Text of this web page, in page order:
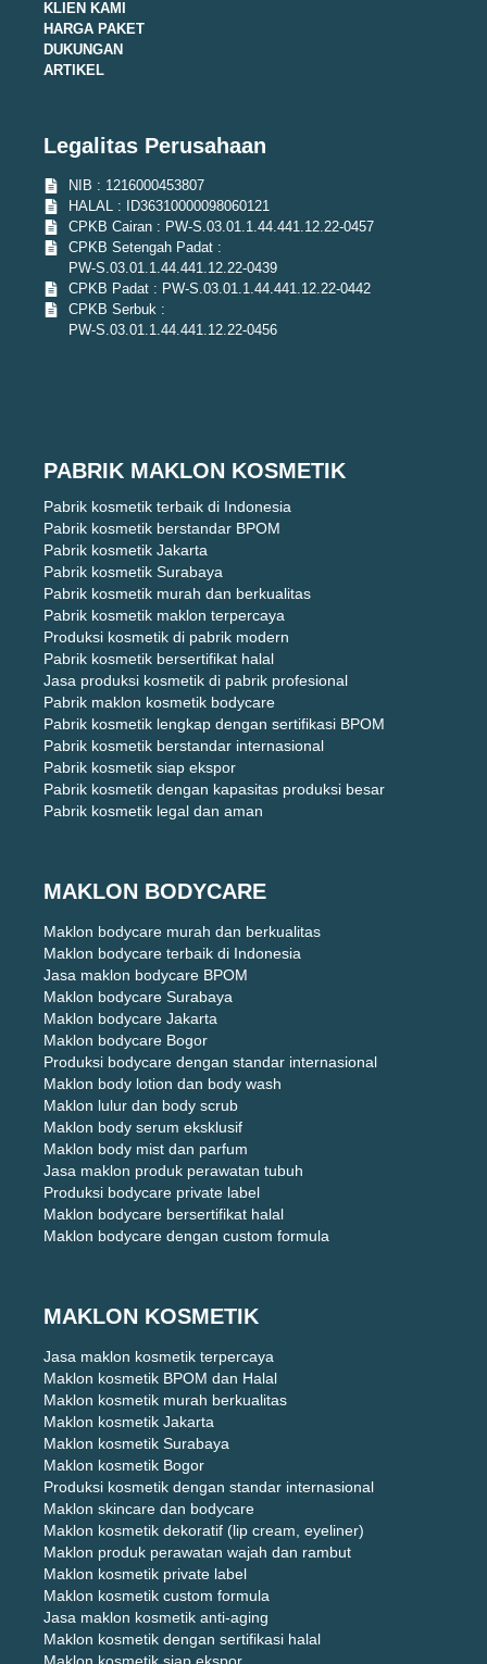
KLIEN KAMI
HARGA PAKET
DUKUNGAN
ARTIKEL
Legalitas Perusahaan
NIB : 1216000453807
HALAL : ID36310000098060121
CPKB Cairan : PW-S.03.01.1.44.441.12.22-0457
CPKB Setengah Padat :
PW-S.03.01.1.44.441.12.22-0439
CPKB Padat : PW-S.03.01.1.44.441.12.22-0442
CPKB Serbuk :
PW-S.03.01.1.44.441.12.22-0456
PABRIK MAKLON KOSMETIK
Pabrik kosmetik terbaik di Indonesia
Pabrik kosmetik berstandar BPOM
Pabrik kosmetik Jakarta
Pabrik kosmetik Surabaya
Pabrik kosmetik murah dan berkualitas
Pabrik kosmetik maklon terpercaya
Produksi kosmetik di pabrik modern
Pabrik kosmetik bersertifikat halal
Jasa produksi kosmetik di pabrik profesional
Pabrik maklon kosmetik bodycare
Pabrik kosmetik lengkap dengan sertifikasi BPOM
Pabrik kosmetik berstandar internasional
Pabrik kosmetik siap ekspor
Pabrik kosmetik dengan kapasitas produksi besar
Pabrik kosmetik legal dan aman
MAKLON BODYCARE
Maklon bodycare murah dan berkualitas
Maklon bodycare terbaik di Indonesia
Jasa maklon bodycare BPOM
Maklon bodycare Surabaya
Maklon bodycare Jakarta
Maklon bodycare Bogor
Produksi bodycare dengan standar internasional
Maklon body lotion dan body wash
Maklon lulur dan body scrub
Maklon body serum eksklusif
Maklon body mist dan parfum
Jasa maklon produk perawatan tubuh
Produksi bodycare private label
Maklon bodycare bersertifikat halal
Maklon bodycare dengan custom formula
MAKLON KOSMETIK
Jasa maklon kosmetik terpercaya
Maklon kosmetik BPOM dan Halal
Maklon kosmetik murah berkualitas
Maklon kosmetik Jakarta
Maklon kosmetik Surabaya
Maklon kosmetik Bogor
Produksi kosmetik dengan standar internasional
Maklon skincare dan bodycare
Maklon kosmetik dekoratif (lip cream, eyeliner)
Maklon produk perawatan wajah dan rambut
Maklon kosmetik private label
Maklon kosmetik custom formula
Jasa maklon kosmetik anti-aging
Maklon kosmetik dengan sertifikasi halal